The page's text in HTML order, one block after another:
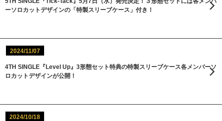
ーソロカットデザインの「特製スリーブケース」付き！
2024/11/07
4TH SINGLE『Level Up』3形態セット特典の特製スリーブケース各メンバーソ
ロカットデザインが公開！
2024/10/18